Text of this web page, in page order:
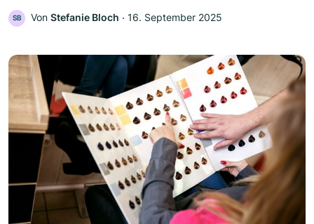
SB Von Stefanie Bloch ‧ 16. September 2025